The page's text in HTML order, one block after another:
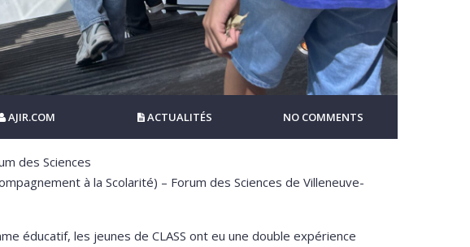
AJIR.COM ACTUALITÉS NO COMMENTS
des Sciences
à la Scolarité) – Forum des Sciences de Villeneuve-
éducatif, les jeunes de CLASS ont eu une double expérience